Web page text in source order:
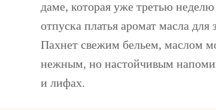
даме, которая уже третью
отпуска платья аромат масла для
Пахнет свежим бельем, маслом
нежным, но настойчивым
и лифах.